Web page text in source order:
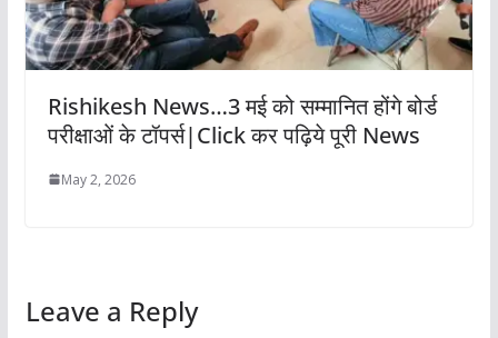
Rishikesh News…3 मई को सम्मानित होंगे बोर्ड
परीक्षाओं के टॉपर्स|Click कर पढ़िये पूरी News
May 2, 2026
Leave a Reply